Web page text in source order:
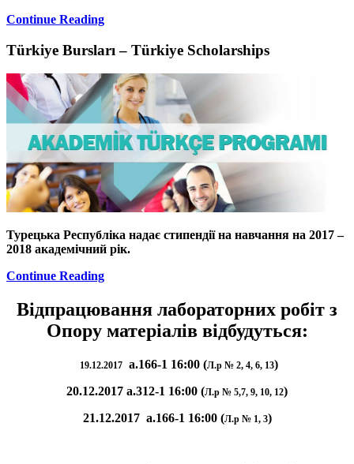
Continue Reading
Türkiye Bursları – Türkiye Scholarships
Турецька Республіка надає стипендії на навчання на 2017 –
2018 академічний рік.
Continue Reading
Відпрацювання лабораторних робіт з
Опору матеріалів відбудуться:
19.12.2017а.166-1 16:00 (Л.р № 2, 4, 6, 13)
20.12.2017 а.312-1 16:00 (Л.р № 5,7, 9, 10, 12)
21.12.2017а.166-1 16:00 (Л.р № 1, 3)